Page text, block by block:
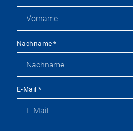
Nachname*
E-Mail*